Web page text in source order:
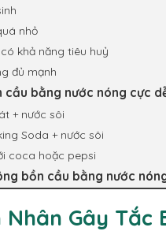
nhỏ
khả năng tiêu huỷ
đủ mạnh
bằng nước nóng cực
+ nước sôi
Soda + nước sôi
coca hoặc pepsi
bồn cầu bằng nước
Gây Tắc